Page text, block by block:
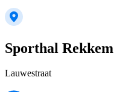
Sporthal Rekkem
Lauwestraat